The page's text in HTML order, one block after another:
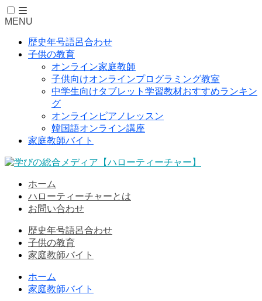
MENU
歴史年号語呂合わせ
子供の教育
オンライン家庭教師
子供向けオンラインプログラミング教室
中学生向けタブレット学習教材おすすめランキン
グ
オンラインピアノレッスン
韓国語オンライン講座
家庭教師バイト
ホーム
ハローティーチャーとは
お問い合わせ
歴史年号語呂合わせ
子供の教育
家庭教師バイト
ホーム
家庭教師バイト